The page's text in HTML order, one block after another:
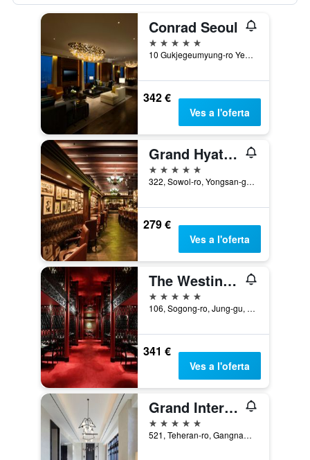
Conrad Seoul
5 estrelles
10 Gukjegeumyung-ro Yeouido, Seül, Corea del Sud
342 €
Ves a l'oferta
Grand Hyatt Seoul
5 estrelles
322, Sowol-ro, Yongsan-gu, Seül, Corea del Sud
279 €
Ves a l'oferta
The Westin Josun Seoul
5 estrelles
106, Sogong-ro, Jung-gu, Seül, Corea del Sud
341 €
Ves a l'oferta
Grand Intercontinental Seoul Parnas
5 estrelles
521, Teheran-ro, Gangnam-gu, Seül, Corea del Sud